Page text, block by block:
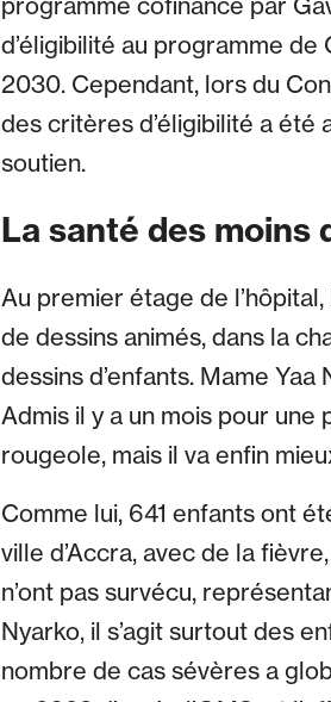
d’éligibilité au programme de
2030. Cependant, lors du
des critères d’éligibilité a été
soutien.
La santé des moins
Au premier étage de
de dessins animés, dans la
dessins d’enfants. Mame
Admis il y a un mois pour
rougeole, mais il va enfin
Comme lui, 641 enfants ont
ville d’Accra, avec de la
n’ont pas survécu,
Nyarko, il s’agit surtout des
nombre de cas sévères a